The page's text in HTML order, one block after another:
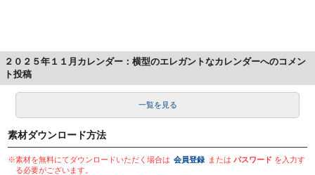
２０２５年１１月カレンダー：横型のエレガントなカレンダーへのコメン
ト投稿
一覧を見る
素材ダウンロード方法
※素材を無料にてダウンロードいただく場合は 会員登録 またはパスワード を入力す
る必要がございます。